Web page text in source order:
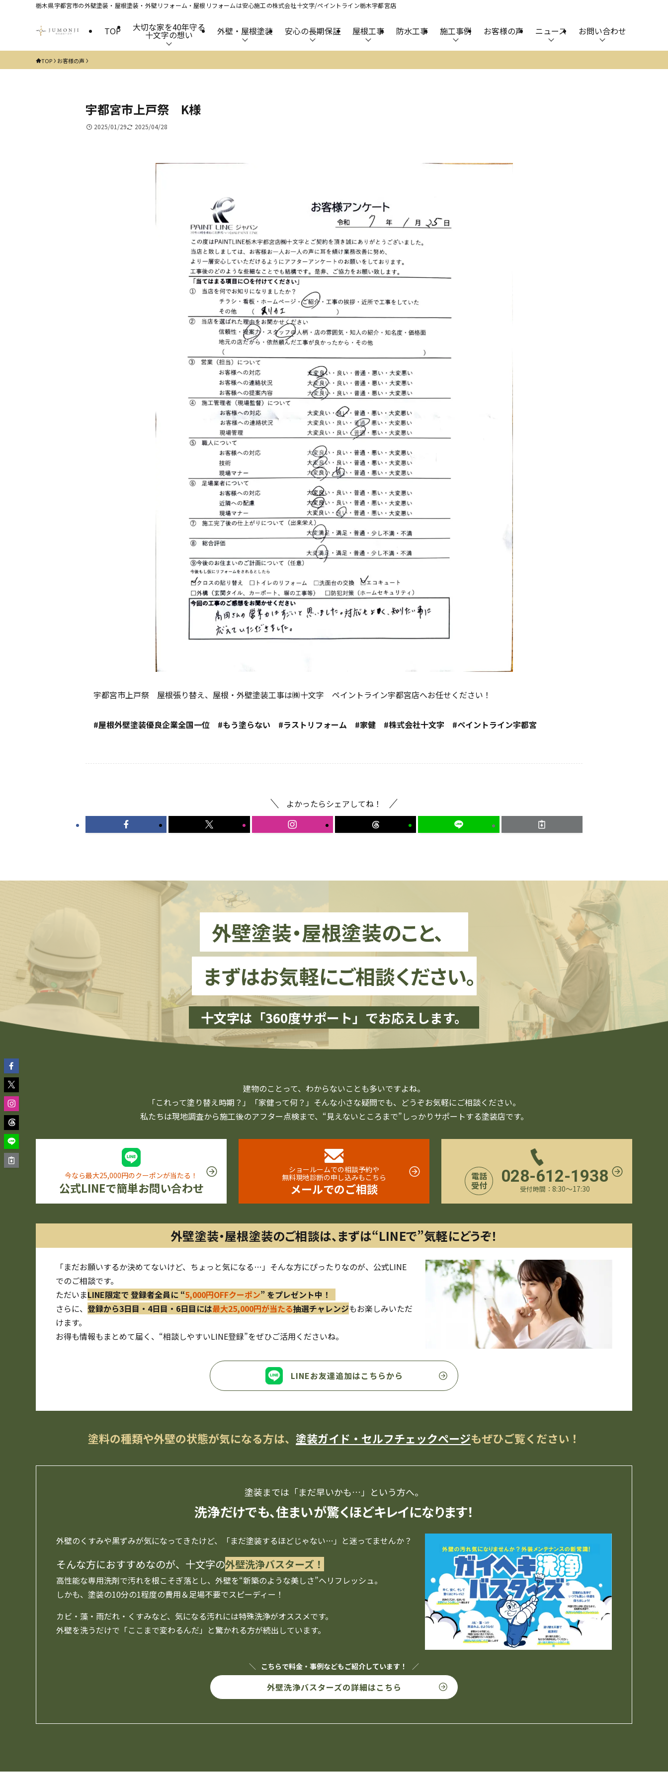
栃木県宇都宮市の外壁塗装・屋根塗装・外壁リフォーム・屋根リフォームは安心施工の株式会社十文字/ペイントライン栃木宇都宮店
TOP 大切な家を40年守る
十文字の想い 外壁・屋根塗装 安心の長期保証 屋根工事 防水工事 施工事例 お客様の声 ニュース お問い合わせ
TOP お客様の声
宇都宮市上戸祭 K様
2025/01/29 2025/04/28
宇都宮市上戸祭 屋根張り替え、屋根・外壁塗装工事は㈱十文字 ペイントライン宇都宮店へお任せください！
#屋根外壁塗装優良企業全国一位 #もう塗らない #ラストリフォーム #家健 #株式会社十文字 #ペイントライン宇都宮
よかったらシェアしてね！
外壁塗装・屋根塗装のこと、
まずはお気軽にご相談ください。
十文字は「360度サポート」でお応えします。
建物のことって、 わからないことも多いですよね。
「これって塗り替え時期？」「家健って何？」 そんな小さな疑問でも、 どうぞお気軽にご相談ください。
私たちは現地調査から施工後のアフター点検まで、 “見えないところまで” しっかりサポートする塗装店です。
今なら最大25,000円のクーポンが当たる！
公式LINEで簡単お問い合わせ
ショールームでの相談予約や
無料現地診断の申し込みもこちら
メールでのご相談
電話
受付 028-612-1938
受付時間： 8:30〜17:30
外壁塗装・屋根塗装のご相談は、まずは“LINEで”気軽にどうぞ！
「まだお願いするか決めてないけど、ちょっと気になる…」そんな方にぴったりなのが、公式LINE
でのご相談です。
ただいまLINE限定で 登録者全員に “5,000円OFFクーポン” をプレゼント中！
さらに、 登録から3日目・4日目・6日目には最大25,000円が当たる抽選チャレンジもお楽しみいただ
けます。
お得も情報もまとめて届く、“相談しやすいLINE登録”をぜひご活用くださいね。
LINEお友達追加はこちらから
塗料の種類や外壁の状態が気になる方は、 塗装ガイド・セルフチェックページもぜひご覧ください！
塗装までは「まだ早いかも…」 という方へ。
洗浄だけでも、住まいが驚くほどキレイになります！
外壁のくすみや黒ずみが気になってきたけど、「まだ塗装するほどじゃない…」と迷ってませんか？
そんな方におすすめなのが、十文字の外壁洗浄バスターズ！
高性能な専用洗剤で汚れを根こそぎ落とし、外壁を“新築のような美しさ”へリフレッシュ。
しかも、塗装の10分の1程度の費用＆足場不要でスピーディー！
カビ・藻・雨だれ・くすみなど、気になる汚れには特殊洗浄がオススメです。
外壁を洗うだけで「ここまで変わるんだ」と驚かれる方が続出しています。
こちらで料金・事例なども ご紹介しています！
外壁洗浄バスターズの詳細はこちら